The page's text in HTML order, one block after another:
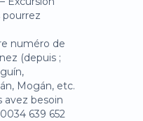
numéro de
(depuis ;
Mogán, etc.
avez besoin
639 652